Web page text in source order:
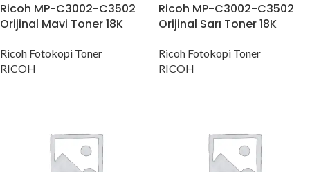
Ricoh MP-C3002-C3502
Orijinal Mavi Toner 18K
Ricoh Fotokopi Toner
RICOH
Ricoh MP-C3002-C3502
Orijinal Sarı Toner 18K
Ricoh Fotokopi Toner
RICOH